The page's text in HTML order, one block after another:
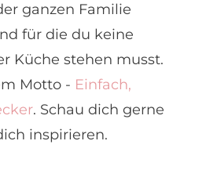
ganzen Familie
für die du keine
Küche stehen musst.
Motto - Einfach,
. Schau dich gerne
inspirieren.